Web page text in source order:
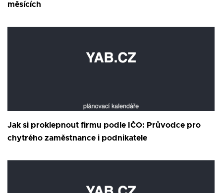
měsících
Jak si proklepnout firmu podle IČO: Průvodce pro
chytrého zaměstnance i podnikatele